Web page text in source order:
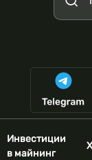
Инвестиции
в майнинг